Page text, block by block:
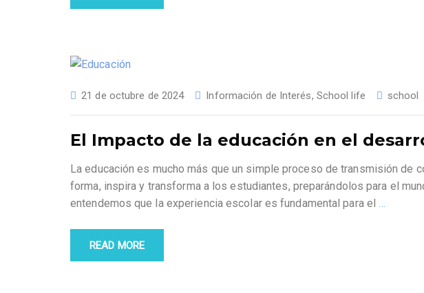
21 de octubre de 2024 Información de Interés, School life school
El Impacto de la educación en el
La educación es mucho más que un simple proceso de transmisión de
forma, inspira y transforma a los estudiantes, preparándolos para el
entendemos que la experiencia escolar es fundamental para el…
READ MORE